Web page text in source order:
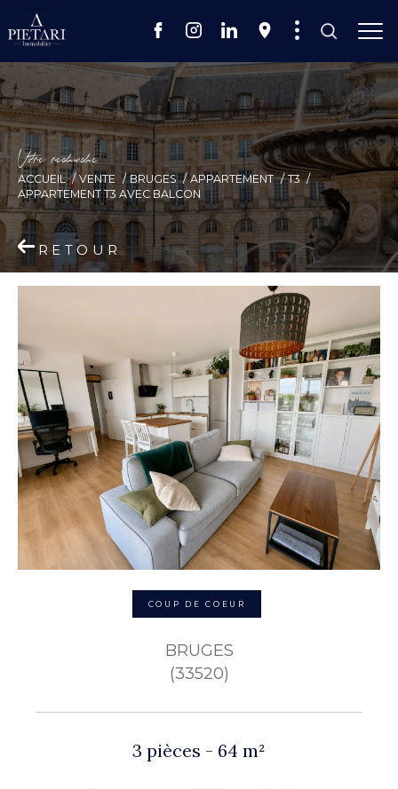
Vore recece
ACCUEIL VENTE BRUGES APPARTEMENT
T3
APPARTEMENT T3 AVEC BALCON
RETOUR
COUP DE COEUR
BRUGES
(33520)
3 pièces - 64 m²